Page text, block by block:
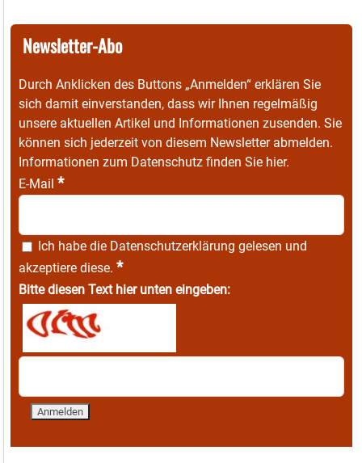
Newsletter-Abo
Durch Anklicken des Buttons „Anmelden“ erklären Sie
sich damit einverstanden, dass wir Ihnen regelmäßig
unsere aktuellen Artikel und Informationen zusenden. Sie
können sich jederzeit von diesem Newsletter abmelden.
Informationen zum Datenschutz finden Sie hier.
E-Mail *
Ich habe die Datenschutzerklärung gelesen und
akzeptiere diese. *
Bitte diesen Text hier unten eingeben: